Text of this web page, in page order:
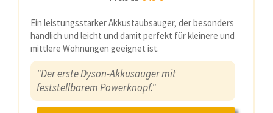
Ein leistungsstarker Akkustaubsauger, der besonders
handlich und leicht und damit perfekt für kleinere und
mittlere Wohnungen geeignet ist.
"Der erste Dyson-Akkusauger mit
feststellbarem Powerknopf."